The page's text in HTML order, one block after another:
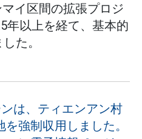
イ区間の拡張プロジ
年以上を経て、基本的
た。